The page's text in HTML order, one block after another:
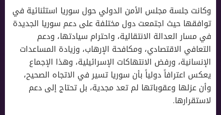
وكانت جلسة مجلس الأمن الدولي حول سوريا استثنائية في
توافقها حيث اجتمعت دول مختلفة على دعم سوريا الجديدة
في مسار العدالة الانتقالية، واحترام سيادتها، ودعم
التعافي الاقتصادي، ومكافحة الإرهاب، وزيادة المساعدات
الإنسانية، ورفض الانتهاكات الإسرائيلية، وهذا الإجماع
يعكس اعترافاً دولياً بأن سوريا تسير في الاتجاه الصحيح،
وأن عزلها وعقوباتها لم تعد مجدية، بل تحتاج إلى دعم
لاستقرارها.